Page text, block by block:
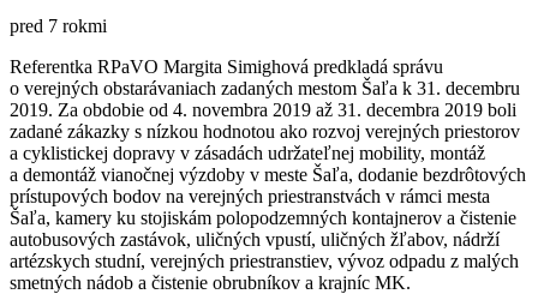
pred 7 rokmi
Referentka RPaVO Margita Simighová predkladá správu
o verejných obstarávaniach zadaných mestom Šaľa k 31. decembru
2019. Za obdobie od 4. novembra 2019 až 31. decembra 2019 boli
zadané zákazky s nízkou hodnotou ako rozvoj verejných priestorov
a cyklistickej dopravy v zásadách udržateľnej mobility, montáž
a demontáž vianočnej výzdoby v meste Šaľa, dodanie bezdrôtových
prístupových bodov na verejných priestranstvách v rámci mesta
Šaľa, kamery ku stojiskám polopodzemných kontajnerov a čistenie
autobusových zastávok, uličných vpustí, uličných žľabov, nádrží
artézskych studní, verejných priestranstiev, vývoz odpadu z malých
smetných nádob a čistenie obrubníkov a krajníc MK.